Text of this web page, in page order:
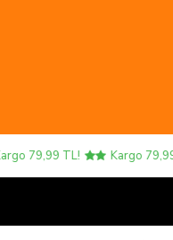
79,99 TL! Kargo 79,99 TL!